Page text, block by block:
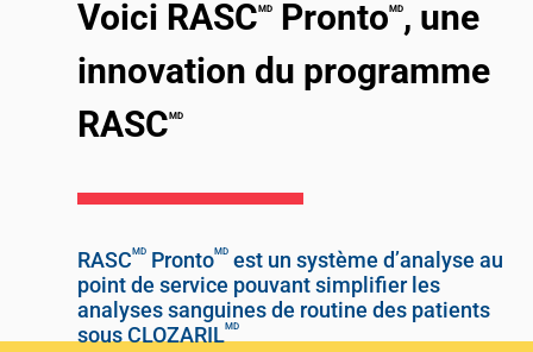
Voici RASCMD ProntoMD , une
innovation du programme
RASCMD
RASCMD ProntoMD est un système d’analyse au
point de service pouvant simplifier les
analyses sanguines de routine des patients
sous CLOZARILMD